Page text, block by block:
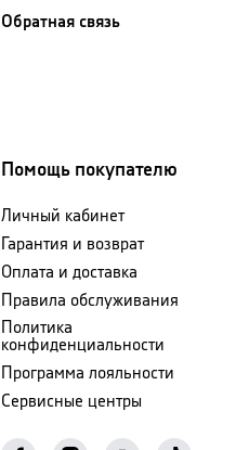
Обратная связь
Помощь покупателю
Личный кабинет
Гарантия и возврат
Оплата и доставка
Правила обслуживания
Политика
конфиденциальности
Программа лояльности
Сервисные центры